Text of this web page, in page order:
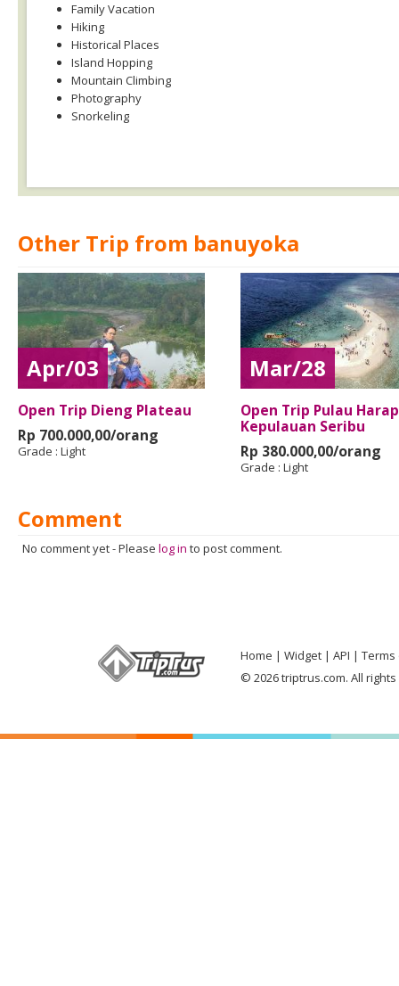
Family Vacation
Hiking
Historical Places
Island Hopping
Mountain Climbing
Photography
Snorkeling
Other Trip from banuyoka
Apr/03
Open Trip Dieng Plateau
Rp 700.000,00/orang
Grade : Light
Mar/28
Open Trip Pulau
Kepulauan Seribu
Rp 380.000,00/orang
Grade : Light
Comment
No comment yet-Please log in to post comment.
Home Widget API
Terms
© 2026 triptrus.com. All